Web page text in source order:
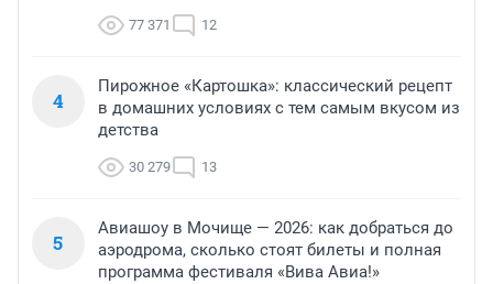
77 371 12
4
Пирожное «Картошка»: классический рецепт
в домашних условиях с тем самым вкусом из
детства
30 279 13
5
Авиашоу в Мочище — 2026: как добраться до
аэродрома, сколько стоят билеты и полная
программа фестиваля «Вива Авиа!»